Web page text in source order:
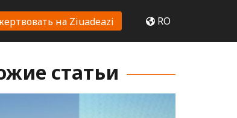
на Ziuadeazi RO
статьи